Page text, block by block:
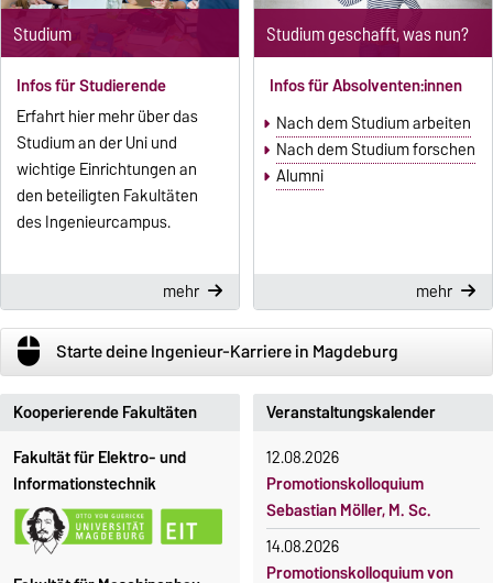
Studium
Infos für Studierende
Erfahrt hier mehr über das
Studium an der Uni und
wichtige Einrichtungen an
den beteiligten Fakultäten
des Ingenieurcampus.
mehr
Studium geschafft, was nun?
Infos für Absolventen:innen
Nach dem Studium arbeiten
Nach dem Studium forschen
Alumni
mehr
mouse Starte deine Ingenieur-Karriere in Magdeburg
Kooperierende Fakultäten
Fakultät für Elektro- und
Informationstechnik
Veranstaltungskalender
12.08.2026
Promotionskolloquium
Sebastian Möller, M. Sc.
14.08.2026
Promotionskolloquium von